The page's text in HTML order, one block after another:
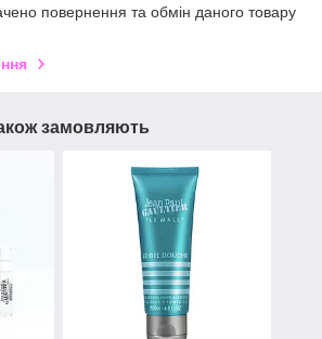
повернення та обмін даного товару
замовляють